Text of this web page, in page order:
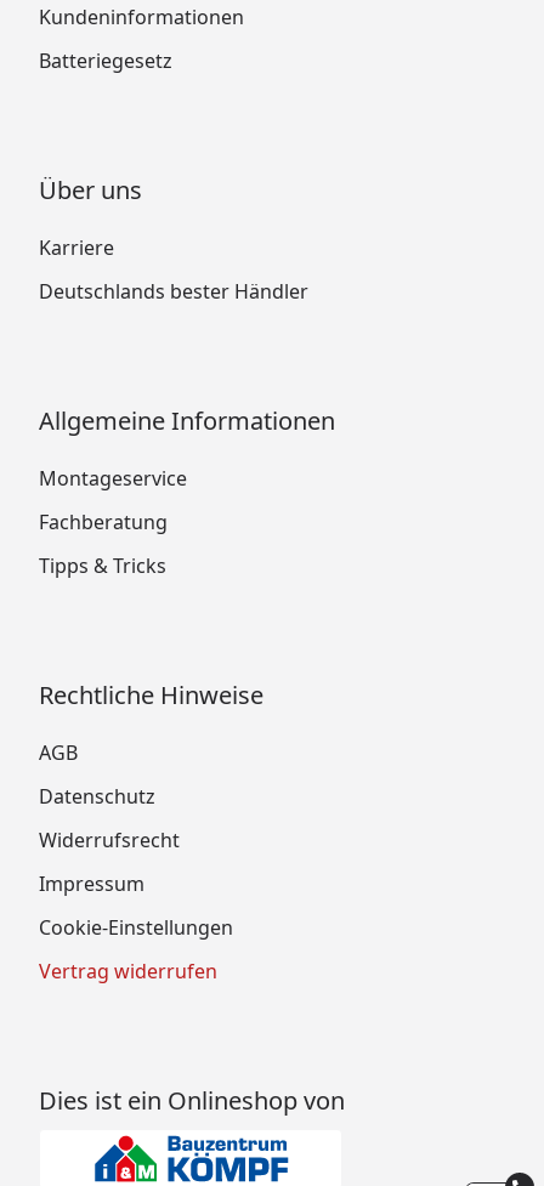
Kundeninformationen
Batteriegesetz
Über uns
Karriere
Deutschlands bester Händler
Allgemeine Informationen
Montageservice
Fachberatung
Tipps & Tricks
Rechtliche Hinweise
AGB
Datenschutz
Widerrufsrecht
Impressum
Cookie-Einstellungen
Vertrag widerrufen
Dies ist ein Onlineshop von